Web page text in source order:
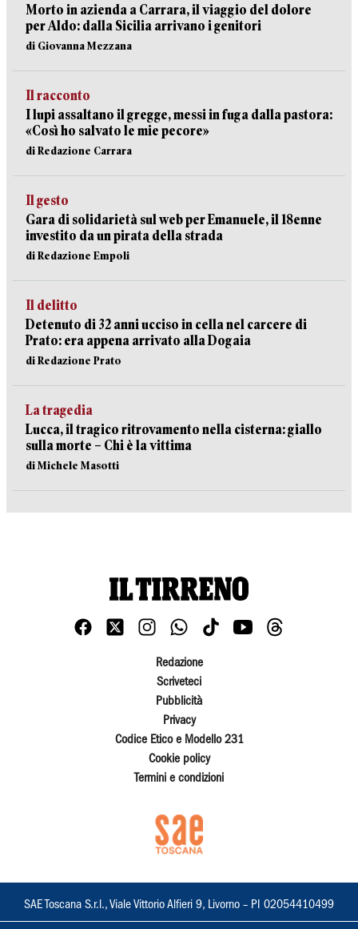
Morto in azienda a Carrara, il viaggio del dolore
per Aldo: dalla Sicilia arrivano i genitori
di Giovanna Mezzana
Il racconto
I lupi assaltano il gregge, messi in fuga dalla pastora:
«Così ho salvato le mie pecore»
di Redazione Carrara
Il gesto
Gara di solidarietà sul web per Emanuele, il 18enne
investito da un pirata della strada
di Redazione Empoli
Il delitto
Detenuto di 32 anni ucciso in cella nel carcere di
Prato: era appena arrivato alla Dogaia
di Redazione Prato
La tragedia
Lucca, il tragico ritrovamento nella cisterna: giallo
sulla morte – Chi è la vittima
di Michele Masotti
Redazione
Scriveteci
Pubblicità
Privacy
Codice Etico e Modello 231
Cookie policy
Termini e condizioni
SAE Toscana S.r.l., Viale Vittorio Alfieri 9, Livorno – PI 02054410499